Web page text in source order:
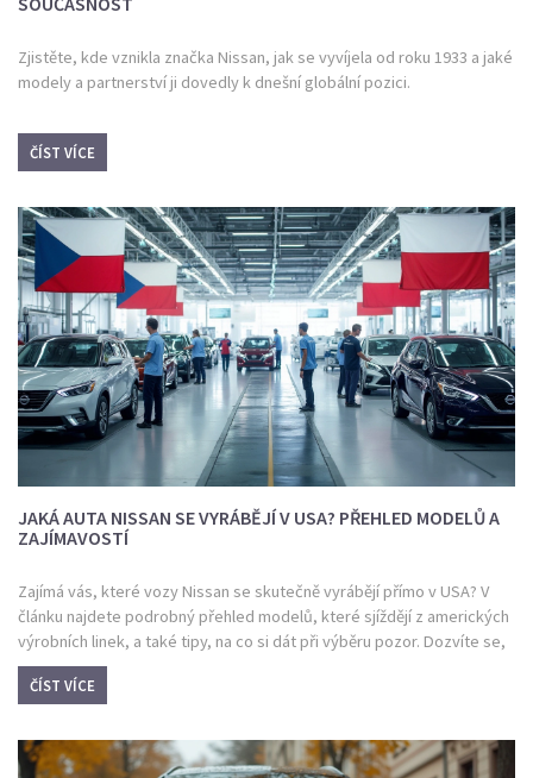
Zjistěte, kde vznikla značka Nissan, jak se vyvíjela od roku 1933 a jaké
modely a partnerství ji dovedly k dnešní globální pozici.
ČÍST VÍCE
JAKÁ AUTA NISSAN SE VYRÁBĚJÍ V USA? PŘEHLED MODELŮ A
ZAJÍMAVOSTÍ
Zajímá vás, které vozy Nissan se skutečně vyrábějí přímo v USA? V
článku najdete podrobný přehled modelů, které sjíždějí z amerických
výrobních linek, a také tipy, na co si dát při výběru pozor. Dozvíte se,
proč některé modely pro americký trh nikdy nevzniknou mimo tamní
továrny a co to znamená pro zákazníky v Česku. Přidáme i zajímavosti
praktické informace, které pomůžou s orientací i při volbě dalšího
vozu.
ČÍST VÍCE